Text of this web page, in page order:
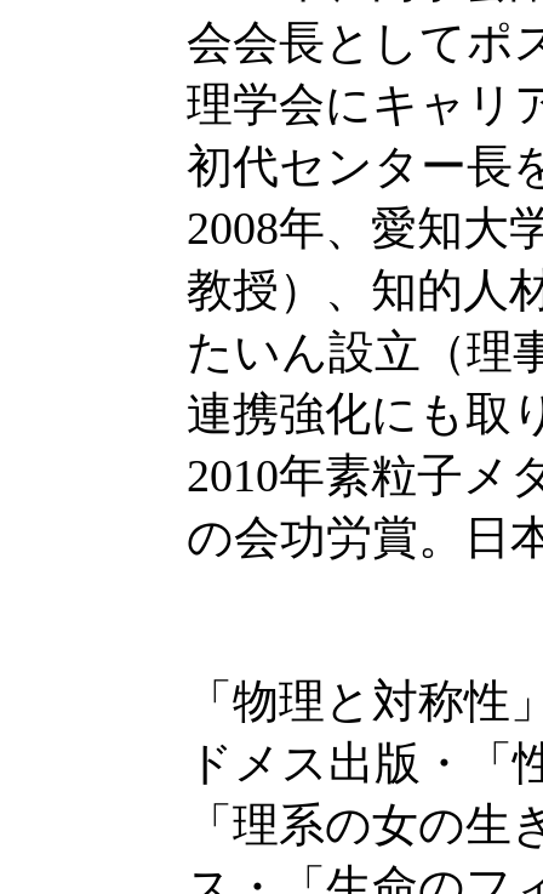
会会長としてポ
理学会にキャリ
初代センター長
2008年、愛知大
教授）、知的人
たいん設立（理
連携強化にも取
2010年素粒子メ
の会功労賞。日
「物理と対称性
ドメス出版・「
「理系の女の